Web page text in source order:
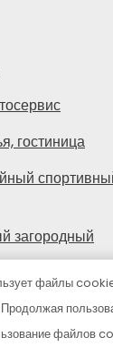
гостиница
загородный
файлы
файлов